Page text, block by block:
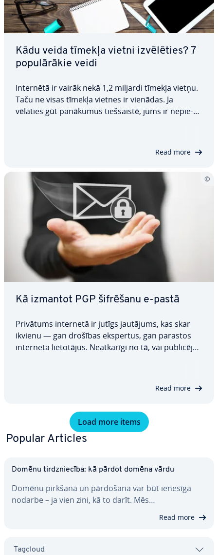
Kādu veida tīmekļa vietni iz­vē­lē­ties? 7
po­pu­lā­rā­kie veidi
Internētā ir vairāk nekā 1,2 miljardi tīmekļa vietņu.
Taču ne visas tīmekļa vietnes ir vienādas. Ja
vēlaties gūt panākumus tiešsais­tē, jums ir ne­pie­
Read more
Kā izmantot PGP šifrēšanu e-pastā
Privātums internetā ir jutīgs jautājums, kas skar
ikvienu — gan drošības ekspertus, gan parastos
interneta lie­to­tā­jus. Ne­at­ka­rī­gi no tā, vai pub­li­cē­jat
Read more
Load more items
Popular Articles
Domēnu tirdznie­cī­ba: kā pārdot domēna vārdu
Domēnu pirkšana un pārdošana var būt ienesīga
nodarbe – ja vien zini, kā to darīt. Mēs…
Read more
Tagcloud